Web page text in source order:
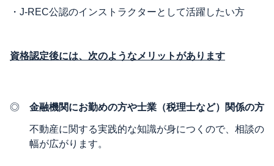
・ J-REC公認のインストラクターとして活躍したい方
資格認定後には、次のようなメリットがあります
◎ 金融機関にお勤めの方や士業（税理士など）関係の方
不動産に関する実践的な知識が身につくので、相談の
幅が広がります。